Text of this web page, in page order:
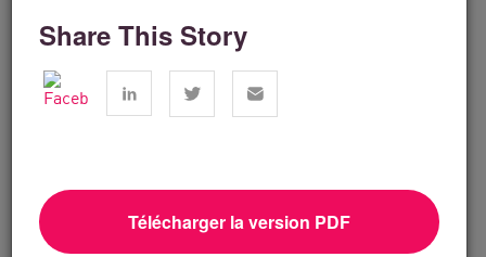
Share This Story
Télécharger la version PDF